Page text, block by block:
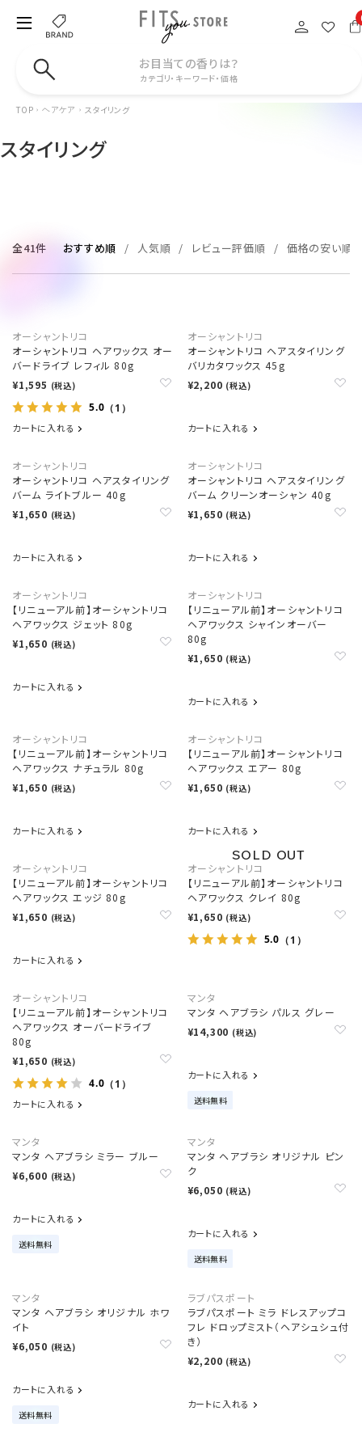
お目当ての香りは？
カテゴリ・キーワード・価格
TOP ヘアケア スタイリング
スタイリング
全41件 おすすめ順 人気順 レビュー評価順 価格の安い順
オーシャントリコ
オーシャントリコ ヘアワックス オー
バードライブ レフィル 80g
¥1,595 (税込)
5.0 （1）
カートに入れる
オーシャントリコ
オーシャントリコ ヘアスタイリング
バリカタワックス 45g
¥2,200 (税込)
カートに入れる
オーシャントリコ
オーシャントリコ ヘアスタイリング
バーム ライトブルー 40g
¥1,650 (税込)
カートに入れる
オーシャントリコ
オーシャントリコ ヘアスタイリング
バーム クリーンオーシャン 40g
¥1,650 (税込)
カートに入れる
オーシャントリコ
【リニューアル前】オーシャントリコ
ヘアワックス ジェット 80g
¥1,650 (税込)
カートに入れる
オーシャントリコ
【リニューアル前】オーシャントリコ
ヘアワックス シャインオーバー
80g
¥1,650 (税込)
カートに入れる
オーシャントリコ
【リニューアル前】オーシャントリコ
ヘアワックス ナチュラル 80g
¥1,650 (税込)
カートに入れる
オーシャントリコ
【リニューアル前】オーシャントリコ
ヘアワックス エアー 80g
¥1,650 (税込)
カートに入れる
オーシャントリコ
【リニューアル前】オーシャントリコ
ヘアワックス エッジ 80g
¥1,650 (税込)
カートに入れる
オーシャントリコ
【リニューアル前】オーシャントリコ
ヘアワックス クレイ 80g
¥1,650 (税込)
5.0 （1）
オーシャントリコ
【リニューアル前】オーシャントリコ
ヘアワックス オーバードライブ
80g
¥1,650 (税込)
4.0 （1）
カートに入れる
マンタ
マンタ ヘアブラシ パルス グレー
¥14,300 (税込)
カートに入れる
送料無料
マンタ
マンタ ヘアブラシ ミラー ブルー
¥6,600 (税込)
カートに入れる
送料無料
マンタ
マンタ ヘアブラシ オリジナル ピン
ク
¥6,050 (税込)
カートに入れる
送料無料
マンタ
マンタ ヘアブラシ オリジナル ホワ
イト
¥6,050 (税込)
カートに入れる
送料無料
ラブパスポート
ラブパスポート ミラ ドレスアップコ
フレ ドロップミスト（ヘアシュシュ付
き）
¥2,200 (税込)
カートに入れる